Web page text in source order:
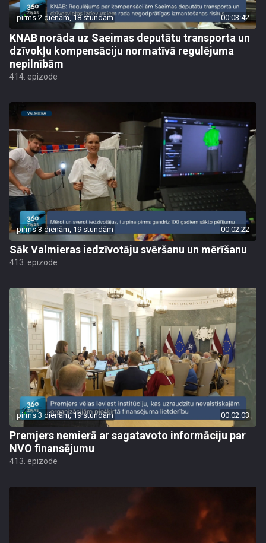
pirms 2 dienām, 18 stundām 00:03:42
KNAB norāda uz Saeimas deputātu transporta un
dzīvokļu kompensāciju normatīvā regulējuma
nepilnībām
414. epizode
pirms 3 dienām, 19 stundām 00:02:22
Sāk Valmieras iedzīvotāju svēršanu un mērīšanu
413. epizode
pirms 3 dienām, 19 stundām 00:02:03
Premjers nemierā ar sagatavoto informāciju par
NVO finansējumu
413. epizode